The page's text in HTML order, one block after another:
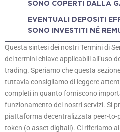
SONO COPERTI DALLA
EVENTUALI DEPOSITI
SONO INVESTITI NÉ
Questa sintesi dei nostri Termini di
dei termini chiave applicabili all’uso
trading. Speriamo che questa
tuttavia consigliamo di leggere
completi in quanto forniscono
funzionamento dei nostri servizi. Si
piattaforma decentralizzata peer-to-
token (o asset digitali). Ci riferiamo